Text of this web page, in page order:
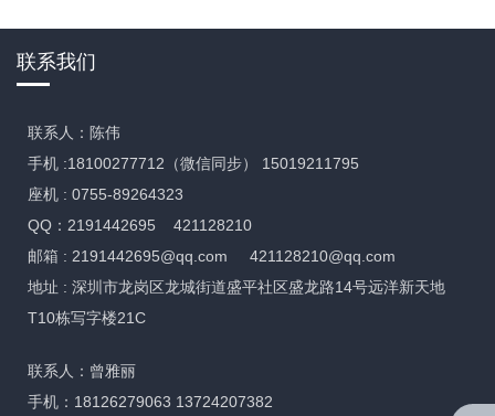
联系我们
联系人：陈伟
手机 :18100277712（微信同步） 15019211795
座机 : 0755-89264323
QQ：2191442695 421128210
邮箱 : 2191442695@qq.com 421128210@qq.com
地址 : 深圳市龙岗区龙城街道盛平社区盛龙路14号远洋新天地
T10栋写字楼21C
联系人：曾雅丽
手机：18126279063 13724207382